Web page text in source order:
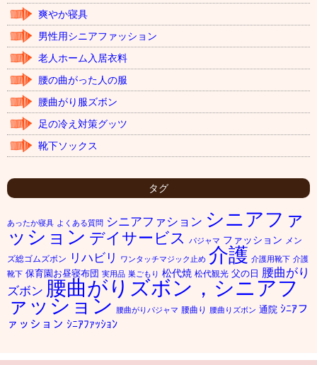
爽やか寝具
男性用シニアファッション
老人ホーム入居衣料
腰の曲がった人の服
腰曲がり服ズボン
足の冷え対策グッツ
靴下ソックス
タグ
あったか寝具 よくある質問 シニアファション シニアファ
ッション デイサービス パジャマ ファッション メン
ズ総ゴムズボン
リハビリ ワンタッチマジック止め 介護 介護用靴下 介護
靴下 保育園お昼寝布団 実用品 巣ごもり 松代焼 松代観光 父の日 腰曲がり
ズボン 腰曲がりズボン，シニアフ
ァッション 腰曲がりパジャマ 腰曲り 腰曲りズボン 通院 ｼﾆｱフ
ァッション ｼﾆｱﾌｧｯｼｮﾝ